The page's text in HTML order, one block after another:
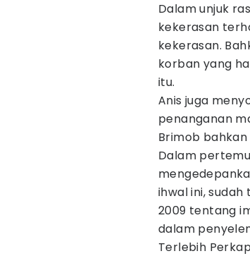
Dalam unjuk
kekerasan
kekerasan.
korban yang
itu.
Anis juga
penanganan
Brimob
Dalam
ihwal ini,
2009 tentang
dalam
Terlebih